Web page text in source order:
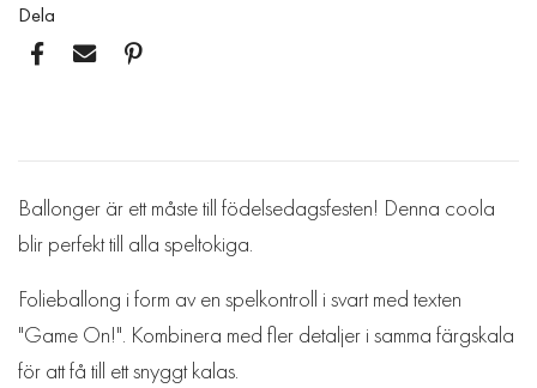
Dela
Ballonger är ett måste till födelsedagsfesten! Denna coola
blir perfekt till alla speltokiga.
Folieballong i form av en spelkontroll i svart med texten
"Game On!". Kombinera med fler detaljer i samma färgskala
för att få till ett snyggt kalas.